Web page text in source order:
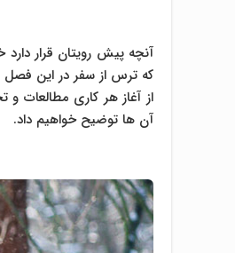
آنچه پیش رویتان قرار
که ترس از سفر در این
از آغاز هر کاری مطالعات
آن ها توضیح خواهیم داد.